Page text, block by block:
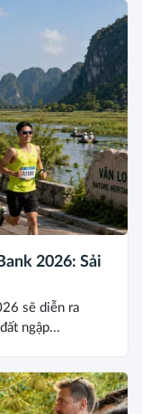
2026: Sải
sẽ diễn ra
ngập...